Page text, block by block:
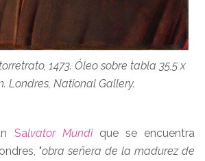
1473. Óleo sobre tabla 35,5 x
Londres, National Gallery.
Salvator Mundique se encuentra
"obra señera de la madurez de